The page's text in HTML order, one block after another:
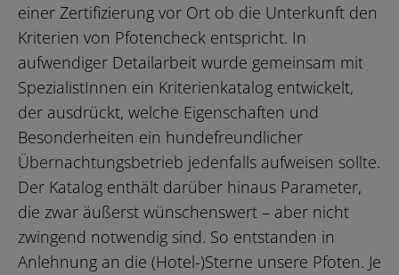
einer Zertifizierung vor Ort ob die Unterkunft den
Kriterien von Pfotencheck entspricht. In
aufwendiger Detailarbeit wurde gemeinsam mit
SpezialistInnen ein Kriterienkatalog entwickelt,
der ausdrückt, welche Eigenschaften und
Besonderheiten ein hundefreundlicher
Übernachtungsbetrieb jedenfalls aufweisen sollte.
Der Katalog enthält darüber hinaus Parameter,
die zwar äußerst wünschenswert – aber nicht
zwingend notwendig sind. So entstanden in
Anlehnung an die (Hotel-)Sterne unsere Pfoten. Je